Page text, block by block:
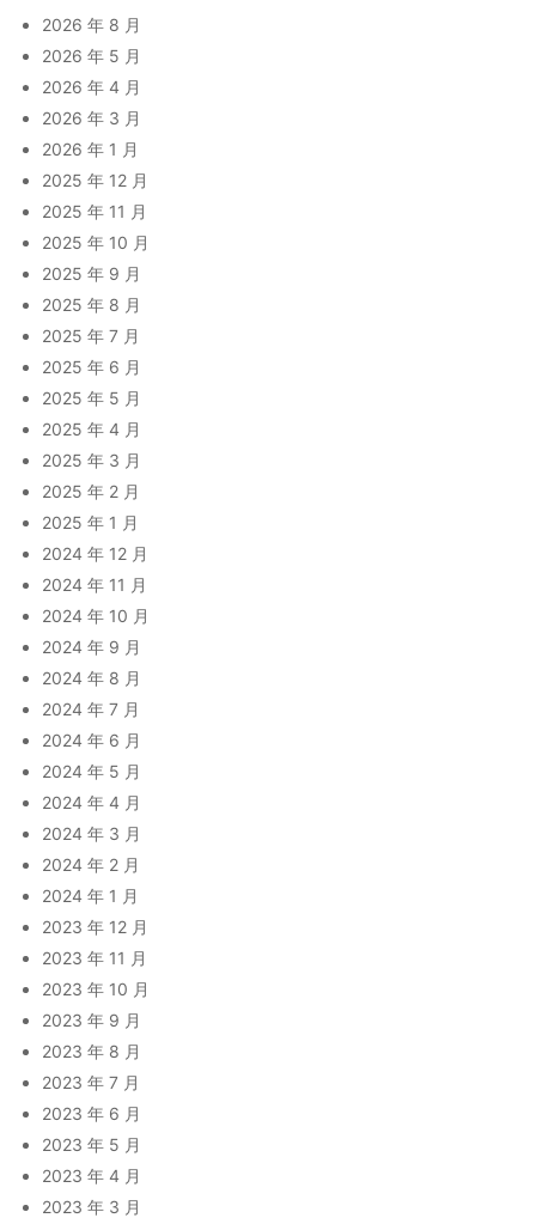
2026 年 8 月
2026 年 5 月
2026 年 4 月
2026 年 3 月
2026 年 1 月
2025 年 12 月
2025 年 11 月
2025 年 10 月
2025 年 9 月
2025 年 8 月
2025 年 7 月
2025 年 6 月
2025 年 5 月
2025 年 4 月
2025 年 3 月
2025 年 2 月
2025 年 1 月
2024 年 12 月
2024 年 11 月
2024 年 10 月
2024 年 9 月
2024 年 8 月
2024 年 7 月
2024 年 6 月
2024 年 5 月
2024 年 4 月
2024 年 3 月
2024 年 2 月
2024 年 1 月
2023 年 12 月
2023 年 11 月
2023 年 10 月
2023 年 9 月
2023 年 8 月
2023 年 7 月
2023 年 6 月
2023 年 5 月
2023 年 4 月
2023 年 3 月